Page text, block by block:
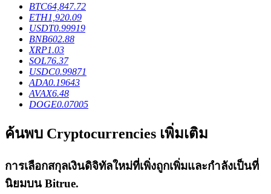
ลงทุนอัตโนมัติ
คว้าผลกำไรระยะยาวและผลประโยชน์ที่ยืดหยุ่น
BTC64,847.72
ETH1,920.09
USDT0.99919
BNB602.88
XRP1.03
SOL76.37
USDC0.99871
ADA0.19643
AVAX6.48
DOGE0.07005
ค้นพบ Cryptocurrencies เพิ่มเติม
การเลือกสกุลเงินดิจิทัลใหม่ที่เพิ่งถูกเพิ่มและกำลังเป็นที่
นิยมบน Bitrue.